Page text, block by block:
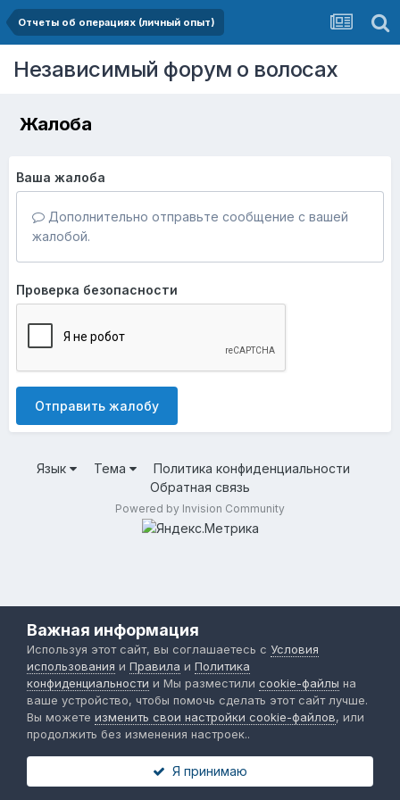
Отчеты об операциях (личный опыт)
Независимый форум о волосах
Жалоба
Ваша жалоба
Дополнительно отправьте сообщение с вашей
жалобой.
Проверка безопасности
Отправить жалобу
Язык Тема
Политика конфиденциальности
Обратная связь
Powered by Invision Community
Важная информация
Используя этот сайт, вы соглашаетесь с Условия
использования и Правила и Политика
конфиденциальности и Мы разместили cookie-файлы на
ваше устройство, чтобы помочь сделать этот сайт лучше.
Вы можете изменить свои настройки cookie-файлов, или
продолжить без изменения настроек..
Я принимаю